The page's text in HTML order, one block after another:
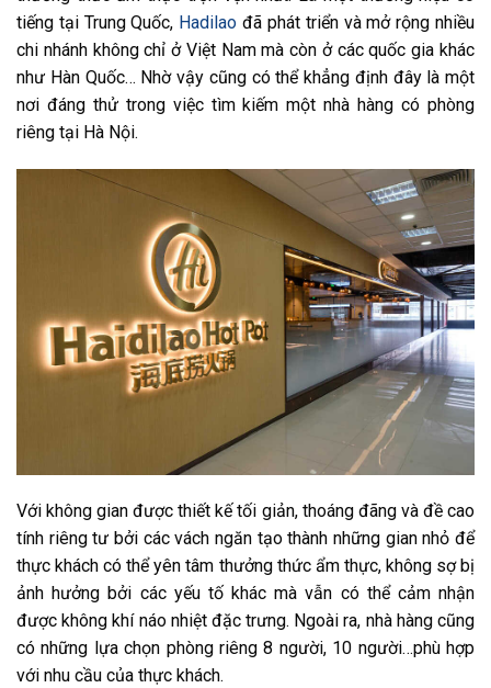
tiếng tại Trung Quốc, Hadilao đã phát triển và mở rộng nhiều
chi nhánh không chỉ ở Việt Nam mà còn ở các quốc gia khác
như Hàn Quốc… Nhờ vậy cũng có thể khẳng định đây là một
nơi đáng thử trong việc tìm kiếm một nhà hàng có phòng
riêng tại Hà Nội.
Với không gian được thiết kế tối giản, thoáng đãng và đề cao
tính riêng tư bởi các vách ngăn tạo thành những gian nhỏ để
thực khách có thể yên tâm thưởng thức ẩm thực, không sợ bị
ảnh hưởng bởi các yếu tố khác mà vẫn có thể cảm nhận
được không khí náo nhiệt đặc trưng. Ngoài ra, nhà hàng cũng
có những lựa chọn phòng riêng 8 người, 10 người…phù hợp
với nhu cầu của thực khách.